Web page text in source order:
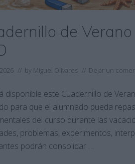
de
// by Miguel Olivares // Dejar un
disponible este Cuadernillo de
para que el alumnado pueda
del curso durante las
problemas, experimentos,
podrán consolidar …